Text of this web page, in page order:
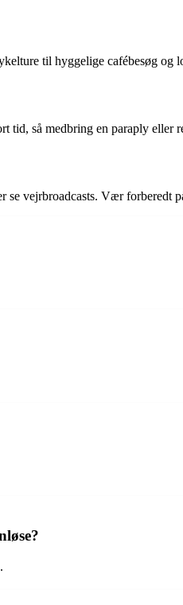
til hyggelige cafébesøg
så medbring en paraply eller
vejrbroadcasts. Vær